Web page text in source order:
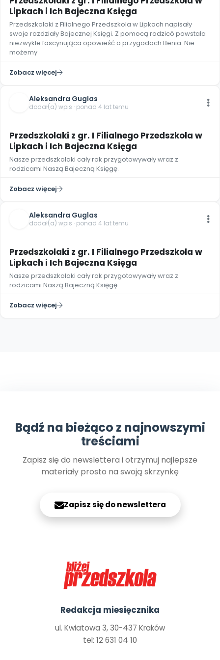
Promocje
Lipkach i Ich Bajeczna Księga
Przedszkolaki z Filialnego Przedszkola w Lipkach napisały
swoje rozdziały Bajecznej Księgi. Z pomocą rodzicó powstała
niezwykle fascynująca opowieść o przygodach Benia. Nie
możemy
Zobacz więcej
Aleksandra Guglas
dodał(a) wpis · ponad 4 lat temu
Przedszkolaki z gr. I Filialnego Przedszkola w
Lipkach i Ich Bajeczna Księga
Nasze przedszkolaki cały rok przygotowywały wraz z
rodzicami Naszą Bajeczną Księgę.
Zobacz więcej
Aleksandra Guglas
dodał(a) wpis · ponad 4 lat temu
Przedszkolaki z gr. I Filialnego Przedszkola w
Lipkach i Ich Bajeczna Księga
Nasze przedszkolaki cały rok przygotowywały wraz z
rodzicami Naszą Bajeczną Księgę
Zobacz więcej
Bądź na bieżąco z najnowszymi
treściami
Zapisz się do newslettera i otrzymuj najlepsze
materiały prosto na swoją skrzynkę
Zapisz się do newslettera
Redakcja miesięcznika
ul. Kwiatowa 3, 30-437 Kraków
tel: 12 631 04 10